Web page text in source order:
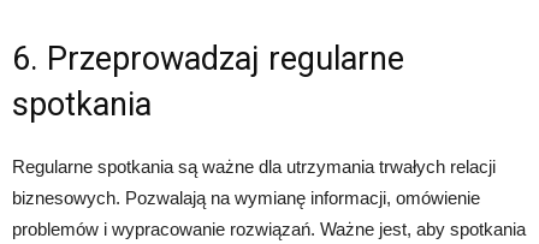
6. Przeprowadzaj regularne
spotkania
Regularne spotkania są ważne dla utrzymania trwałych relacji
biznesowych. Pozwalają na wymianę informacji, omówienie
problemów i wypracowanie rozwiązań. Ważne jest, aby spotkania